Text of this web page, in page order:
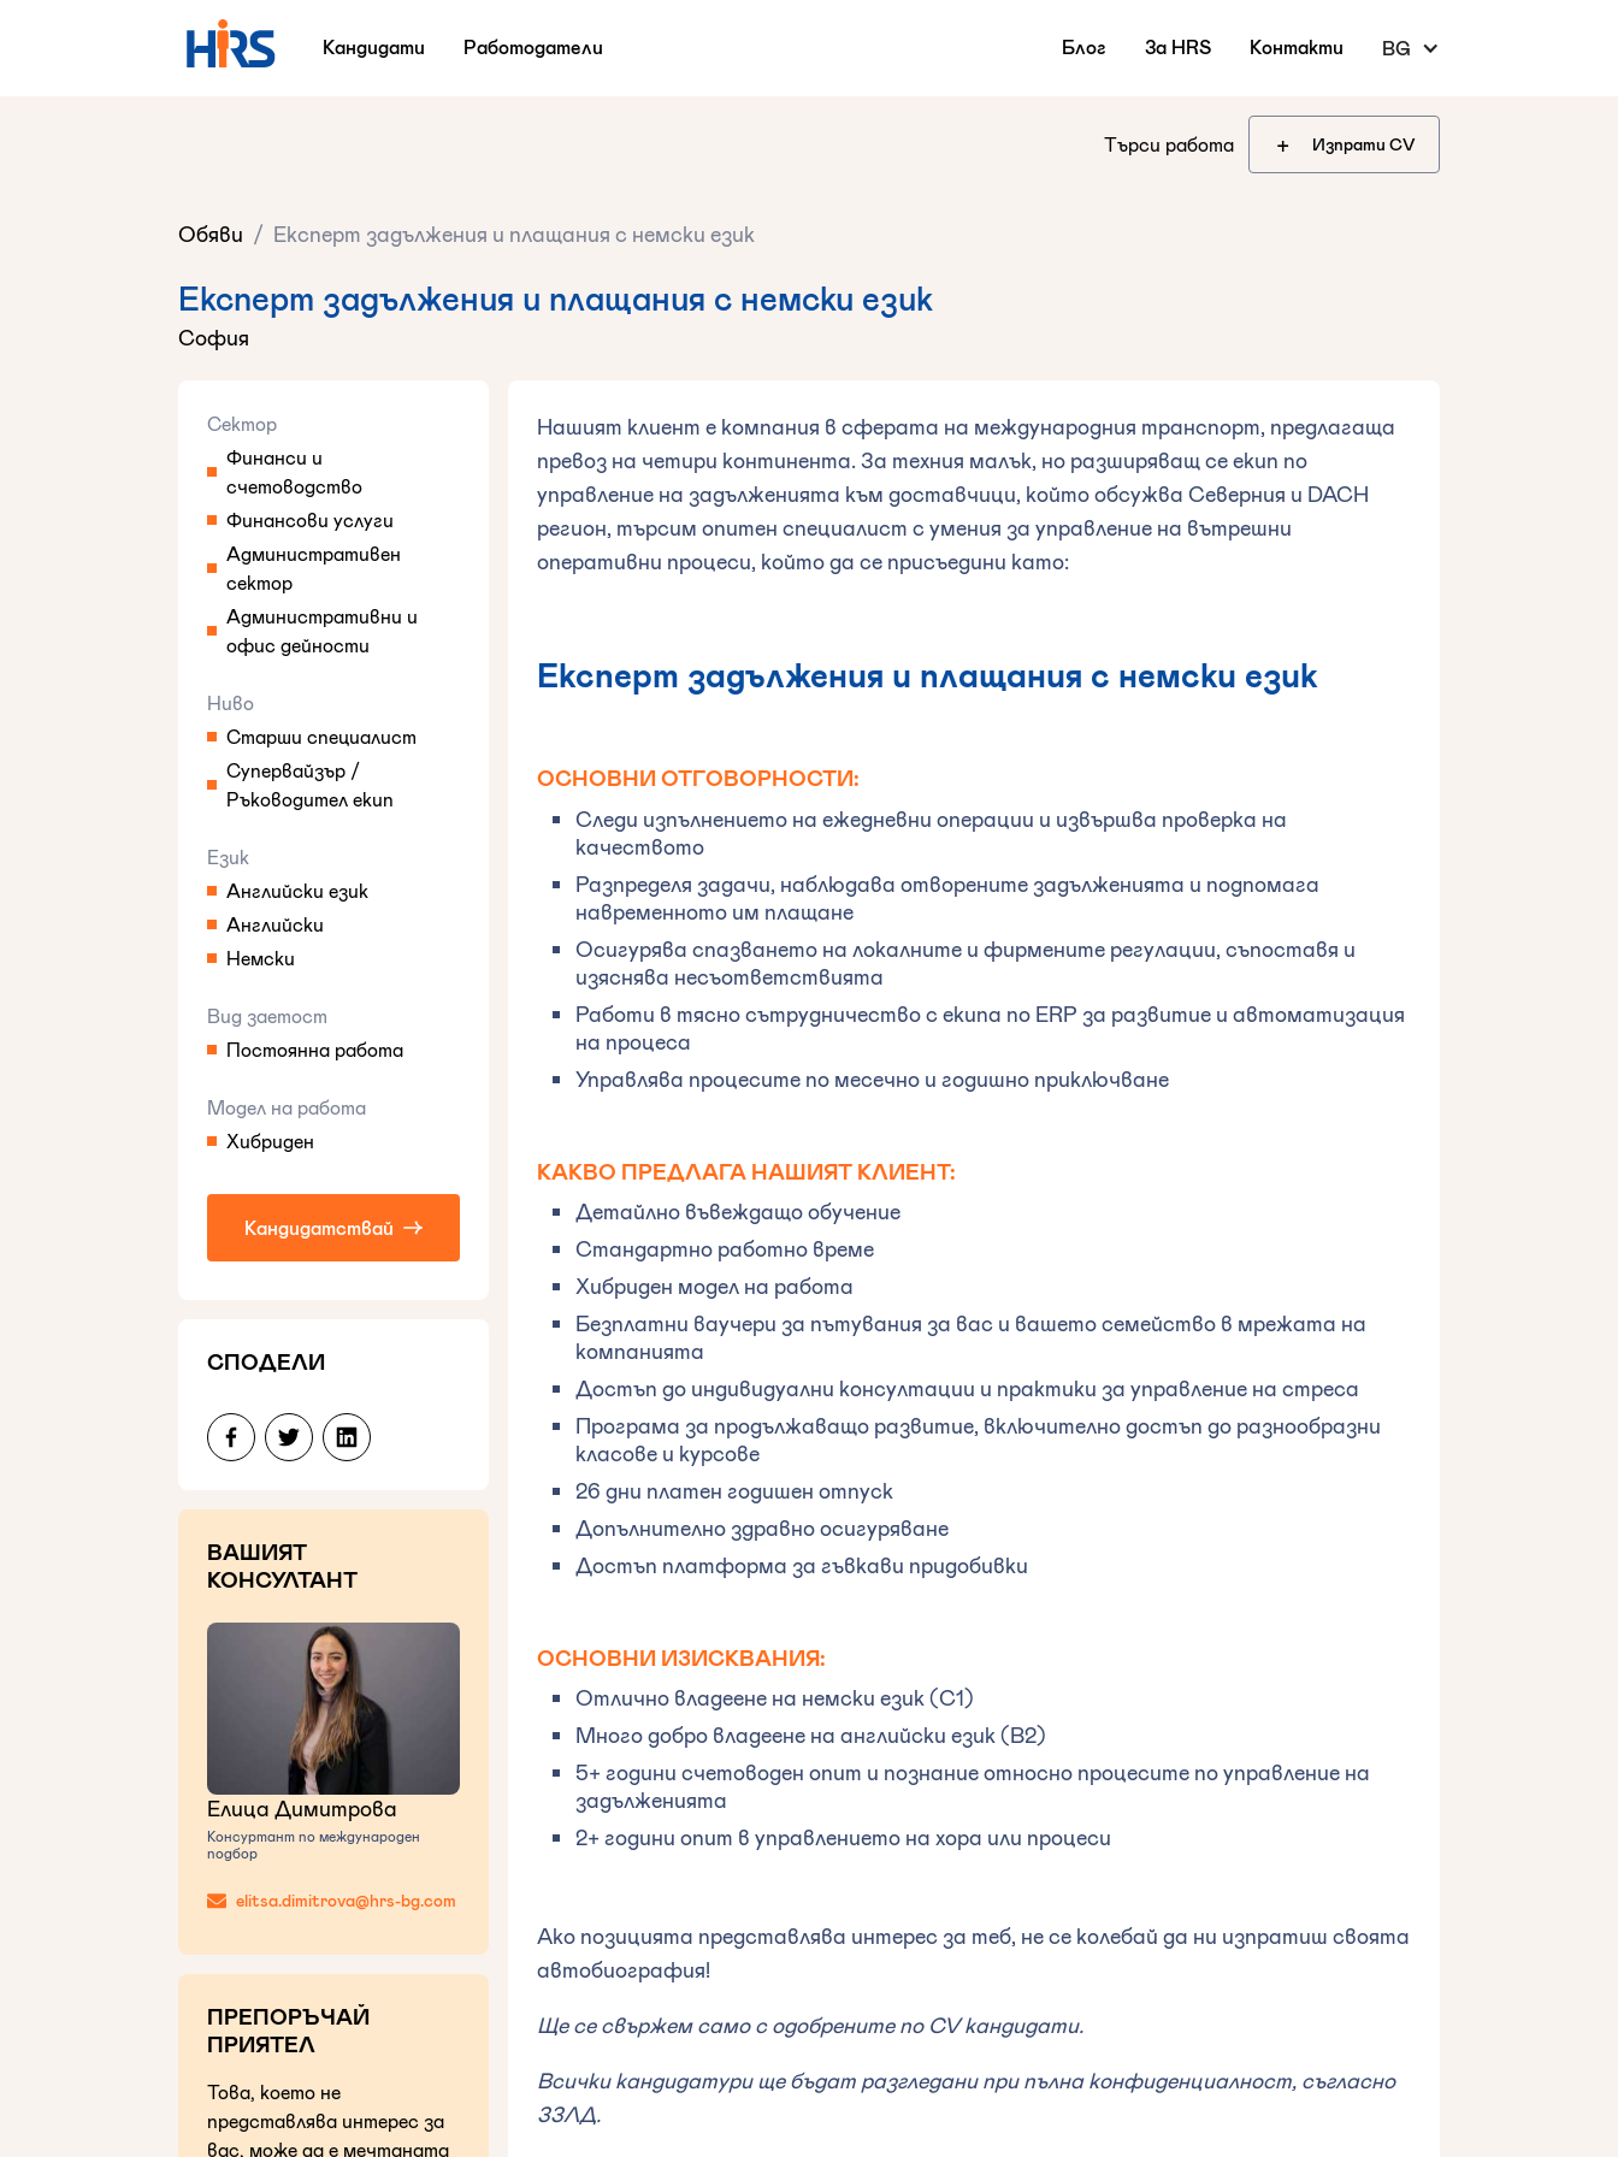
Кандидати Работодатели Блог За HRS Контакти BG
Търси работа Изпрати CV
+
Обяви / Експерт задължения и плащания с немски език
Експерт задължения и плащания с немски език
София
Сектор
Финанси и
счетоводство
Финансови услуги
Административен
сектор
Административни и
офис дейности
Ниво
Старши специалист
Супервайзър /
Ръководител екип
Език
Английски език
Английски
Немски
Вид заетост
Постоянна работа
Модел на работа
Хибриден
Кандидатствай
СПОДЕЛИ
ВАШИЯТ
КОНСУЛТАНТ
Елица Димитрова
Консуртант по международен
подбор
elitsa.dimitrova@hrs-bg.com
ПРЕПОРЪЧАЙ
ПРИЯТЕЛ
Това, което не
представлява интерес за
вас, може да е мечтаната
Нашият клиент е компания в сферата на международния транспорт, предлагаща
превоз на четири континента. За техния малък, но разширяващ се екип по
управление на задълженията към доставчици, който обсужва Северния и DACH
регион, търсим опитен специалист с умения за управление на вътрешни
оперативни процеси, който да се присъедини като:
Експерт задължения и плащания с немски език
ОСНОВНИ ОТГОВОРНОСТИ:
Следи изпълнението на ежедневни операции и извършва проверка на
качеството
Разпределя задачи, наблюдава отворените задълженията и подпомага
навременното им плащане
Осигурява спазването на локалните и фирмените регулации, съпоставя и
изяснява несъответствията
Работи в тясно сътрудничество с екипа по ERP за развитие и автоматизация
на процеса
Управлява процесите по месечно и годишно приключване
КАКВО ПРЕДЛАГА НАШИЯТ КЛИЕНТ:
Детайлно въвеждащо обучение
Стандартно работно време
Хибриден модел на работа
Безплатни ваучери за пътувания за вас и вашето семейство в мрежата на
компанията
Достъп до индивидуални консултации и практики за управление на стреса
Програма за продължаващо развитие, включително достъп до разнообразни
класове и курсове
26 дни платен годишен отпуск
Допълнително здравно осигуряване
Достъп платформа за гъвкави придобивки
ОСНОВНИ ИЗИСКВАНИЯ:
Отлично владеене на немски език (C1)
Много добро владеене на английски език (B2)
5+ години счетоводен опит и познание относно процесите по управление на
задълженията
2+ години опит в управлението на хора или процеси
Ако позицията представлява интерес за теб, не се колебай да ни изпратиш своята
автобиография!
Ще се свържем само с одобрените по CV кандидати.
Всички кандидатури ще бъдат разгледани при пълна конфиденциалност, съгласно
ЗЗЛД.